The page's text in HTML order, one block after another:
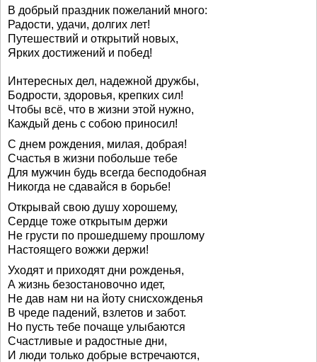
В добрый праздник пожеланий много:
Радости, удачи, долгих лет!
Путешествий и открытий новых,
Ярких достижений и побед!
Интересных дел, надежной дружбы,
Бодрости, здоровья, крепких сил!
Чтобы всё, что в жизни этой нужно,
Каждый день с собою приносил!
С днем рождения, милая, добрая!
Счастья в жизни побольше тебе
Для мужчин будь всегда бесподобная
Никогда не сдавайся в борьбе!
Открывай свою душу хорошему,
Сердце тоже открытым держи
Не грусти по прошедшему прошлому
Настоящего вожжи держи!
Уходят и приходят дни рожденья,
А жизнь безостановочно идет,
Не дав нам ни на йоту снисхожденья
В чреде падений, взлетов и забот.
Но пусть тебе почаще улыбаются
Счастливые и радостные дни,
И люди только добрые встречаются,